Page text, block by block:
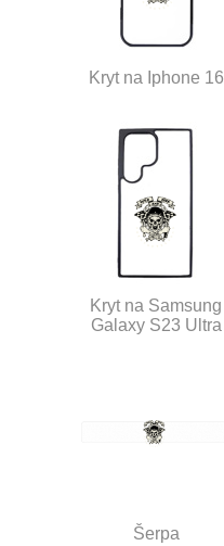
Kryt na Iphone 16
Kryt na Samsung
Galaxy S23 Ultra
Šerpa